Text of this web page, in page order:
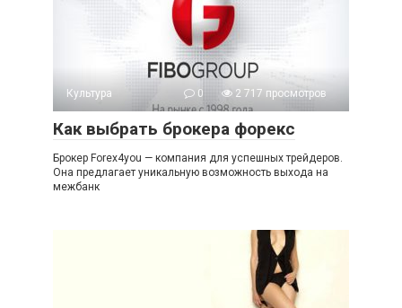
Культура 0 2 717 просмотров
Как выбрать брокера форекс
Брокер Forex4you — компания для успешных трейдеров.
Она предлагает уникальную возможность выхода на
межбанк